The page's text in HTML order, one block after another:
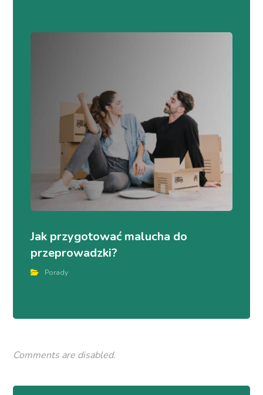
Jak przygotować malucha do
przeprowadzki?
Porady
Comments are disabled.